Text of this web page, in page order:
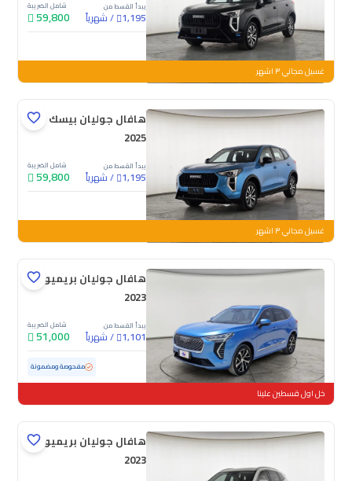
يبدأ القسط من
1,195
/شهرياً
شامل الضريبة
59,800
جديدة
غسيل مجاني ٣ اشهر
هافال جوليان بيسك
2025
يبدأ القسط من
1,195
/شهرياً
شامل الضريبة
59,800
جديدة
غسيل مجاني ٣ اشهر
هافال جوليان بريميوم
2023
يبدأ القسط من
1,101
/شهرياً
شامل الضريبة
51,000
مستعملة 62,840 كم مفحوصة ومضمونة
خل اول قسطين علينا
هافال جوليان بريميوم
2023